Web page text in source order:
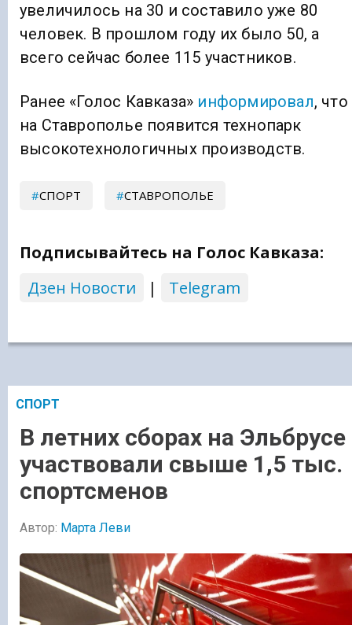
увеличилось на 30 и составило уже 80
человек. В прошлом году их было 50, а
всего сейчас более 115 участников.
Ранее «Голос Кавказа» информировал, что
на Ставрополье появится технопарк
высокотехнологичных производств.
СПОРТ СТАВРОПОЛЬЕ
Подписывайтесь на Голос Кавказа:
Дзен Новости
| Telegram
СПОРТ
В летних сборах на Эльбрусе
участвовали свыше 1,5 тыс.
спортсменов
Автор: Марта Леви